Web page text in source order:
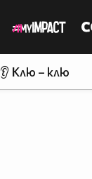
👂 Клю – клю